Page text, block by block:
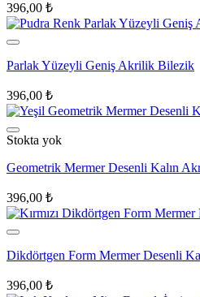
396,00 ₺
Parlak Yüzeyli Geniş Akrilik Bilezik
396,00 ₺
Stokta yok
Geometrik Mermer Desenli Kalın
396,00 ₺
Dikdörtgen Form Mermer Desenli
396,00 ₺